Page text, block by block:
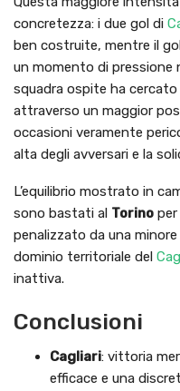
concretezza: i due gol di
ben costruite, mentre il
un momento di pressione
squadra ospite ha
attraverso un maggior
occasioni veramente
alta degli avversari e la
L’equilibrio mostrato in
sono bastati al Torino
penalizzato da una
dominio territoriale del
inattiva.
Conclusioni
Cagliari: vittoria
efficace e una